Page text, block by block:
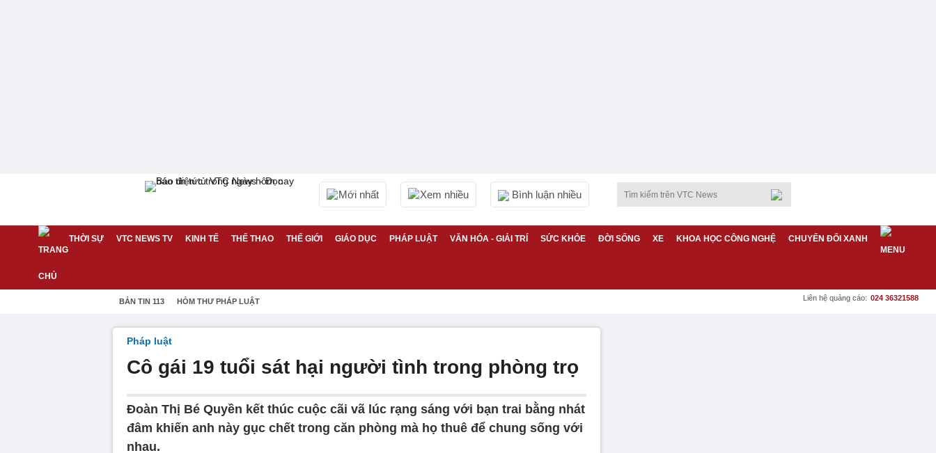
Mới nhất Xem nhiều Bình luận nhiều
THỜI SỰ VTC NEWS TV KINH TẾ THỂ THAO THẾ GIỚI GIÁO DỤC PHÁP LUẬT VĂN HÓA - GIẢI TRÍ SỨC KHỎE ĐỜI SỐNG XE KHOA HỌC CÔNG NGHỆ CHUYỂN ĐỔI XANH
BẢN TIN 113 HÒM THƯ PHÁP LUẬT Liên hệ quảng cáo: 024 36321588
Pháp luật
Cô gái 19 tuổi sát hại người tình trong phòng trọ
Đoàn Thị Bé Quyền kết thúc cuộc cãi vã lúc rạng sáng với bạn trai bằng nhát
đâm khiến anh này gục chết trong căn phòng mà họ thuê để chung sống với
nhau.